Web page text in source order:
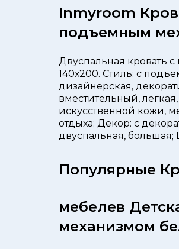
Inmyroom
подъемным
Двуспальная кровать
140х200. Стиль: с
дизайнерская,
вместительный,
искусственной кожи,
отдыха; Декор: с
двуспальная, большая;
Популярные
мебелев
механизмом